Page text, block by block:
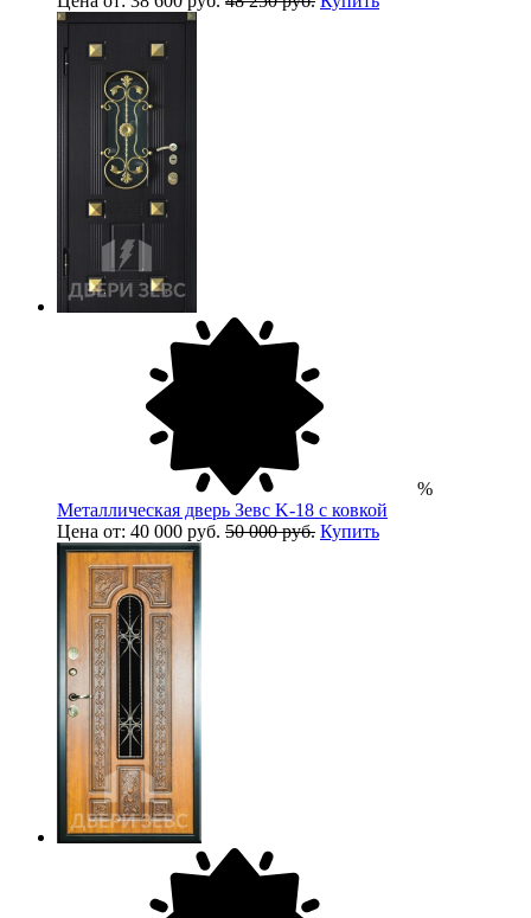
%
Металлическая дверь Зевс K-18 с ковкой
Цена от: 40 000 руб. 50 000 руб. Купить